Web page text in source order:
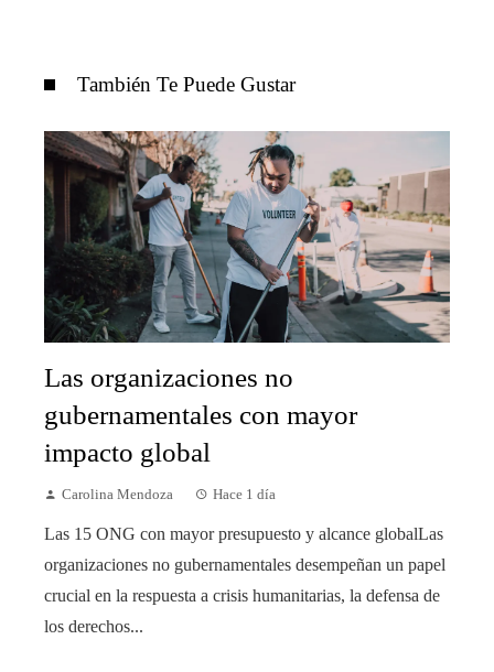
También Te Puede Gustar
Las organizaciones no
gubernamentales con mayor
impacto global
Carolina Mendoza Hace 1 día
Las 15 ONG con mayor presupuesto y alcance globalLas
organizaciones no gubernamentales desempeñan un papel
crucial en la respuesta a crisis humanitarias, la defensa de
los derechos...